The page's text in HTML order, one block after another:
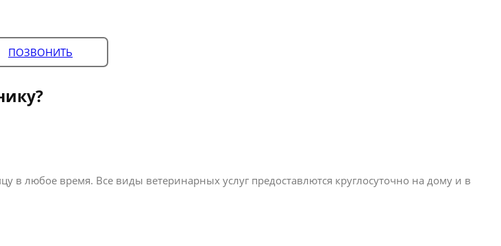
ПОЗВОНИТЬ
любое время. Все виды ветеринарных услуг предоставлются круглосуточно на дому и в